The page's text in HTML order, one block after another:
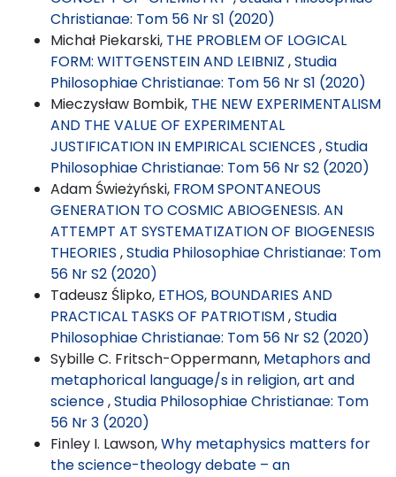
Christianae: Tom 56 Nr S1 (2020)
Michał Piekarski, THE PROBLEM OF LOGICAL
FORM: WITTGENSTEIN AND LEIBNIZ ,Studia
Philosophiae Christianae: Tom 56 Nr S1 (2020)
Mieczysław Bombik, THE NEW EXPERIMENTALISM
AND THE VALUE OF EXPERIMENTAL
JUSTIFICATION IN EMPIRICAL SCIENCES ,Studia
Philosophiae Christianae: Tom 56 Nr S2 (2020)
Adam Świeżyński, FROM SPONTANEOUS
GENERATION TO COSMIC ABIOGENESIS. AN
ATTEMPT AT SYSTEMATIZATION OF BIOGENESIS
THEORIES ,Studia Philosophiae Christianae: Tom
56 Nr S2 (2020)
Tadeusz Ślipko, ETHOS, BOUNDARIES AND
PRACTICAL TASKS OF PATRIOTISM,Studia
Philosophiae Christianae: Tom 56 Nr S2 (2020)
Sybille C. Fritsch-Oppermann, Metaphors and
metaphorical language/s in religion, art and
science,Studia Philosophiae Christianae: Tom
56 Nr 3 (2020)
Finley I. Lawson,Why metaphysics matters for
the science-theology debate – an